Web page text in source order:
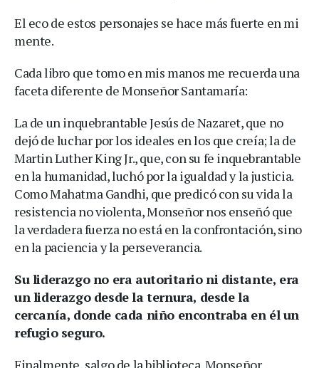
El eco de estos personajes se hace más fuerte en mi
mente.
Cada libro que tomo en mis manos me recuerda una
faceta diferente de Monseñor Santamaría:
La de un inquebrantable Jesús de Nazaret, que no
dejó de luchar por los ideales en los que creía; la de
Martin Luther King Jr., que, con su fe inquebrantable
en la humanidad, luchó por la igualdad y la justicia.
Como Mahatma Gandhi, que predicó con su vida la
resistencia no violenta, Monseñor nos enseñó que
la verdadera fuerza no está en la confrontación, sino
en la paciencia y la perseverancia.
Su liderazgo no era autoritario ni distante, era
un liderazgo desde la ternura, desde la
cercanía, donde cada niño encontraba en él un
refugio seguro.
Finalmente, salgo de la biblioteca. Monseñor